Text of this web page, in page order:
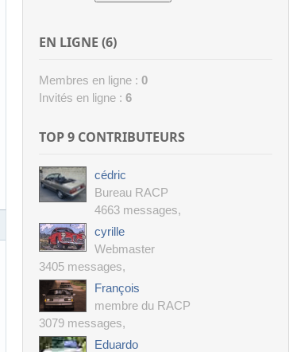
EN LIGNE (6)
Membres en ligne : 0
Invités en ligne : 6
TOP 9 CONTRIBUTEURS
cédric
Bureau RACP
4663 messages,
cyrille
Webmaster
3405 messages,
François
membre du RACP
3079 messages,
Eduardo